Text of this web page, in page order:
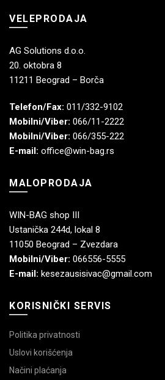
VELEPRODAJA
AG Solutions d.o.o.
20. oktobra 8
11211 Beograd – Borča
Telefon/Fax: 011/332-9102
Mobilni/Viber: 066/11-2222
Mobilni/Viber: 066/355-222
E-mail: office@win-bag.rs
MALOPRODAJA
WIN-BAG shop III
Ustanička 244d, lokal 8
11050 Beograd – Zvezdara
Mobilni/Viber: 066556-5555
E-mail: kesezausisivac@gmail.com
KORISNIČKI SERVIS
Politika privatnosti
Uslovi korišćenja
Načini plaćanja